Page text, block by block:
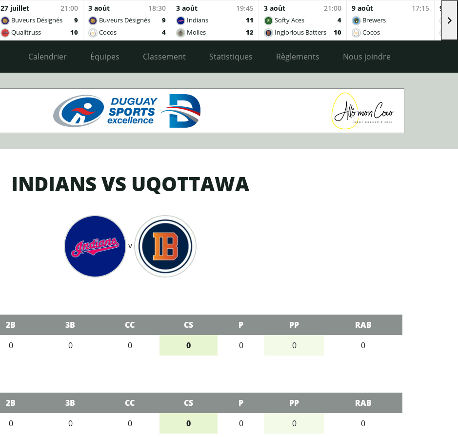
27 juillet 21:00
Buveurs Désignés
9
Qualitruss
10
3 août 18:30
Buveurs Désignés
9
Cocos
4
3 août 19:45
Indians
11
Molles
12
3 août 21:00
Softy Aces
4
Inglorious Batters
10
9 août 17:15
Brewers
Cocos
9
Calendrier
Équipes Classement Statistiques Règlements Nous joindre
INDIANS VS UQOTTAWA
v
2B 3B CC CS P PP
RAB
0 0 0 0 0 0 0
2B 3B CC CS P PP
RAB
0 0 0 0 0 0 0